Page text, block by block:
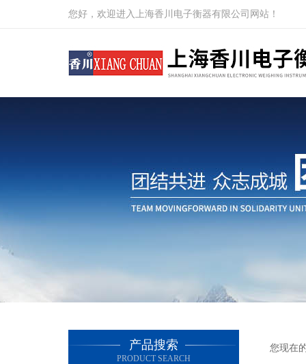
您好，欢迎进入上海香川电子衡器有限公司网站！
产品搜索
PRODUCT SEARCH
您现在